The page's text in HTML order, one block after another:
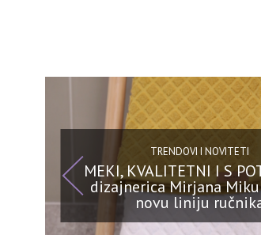
TRENDOVI I NOVITETI
MEKI, KVALITETNI I S
dizajnerica Mirjana
novu liniju